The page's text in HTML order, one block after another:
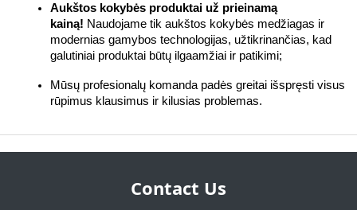
Aukštos kokybės produktai už prieinamą
kainą! Naudojame tik aukštos kokybės medžiagas ir
modernias gamybos technologijas, užtikrinančias, kad
galutiniai produktai būtų ilgaamžiai ir patikimi;
Mūsų profesionalų komanda padės greitai išspręsti visus
rūpimus klausimus ir kilusias problemas.
Contact Us